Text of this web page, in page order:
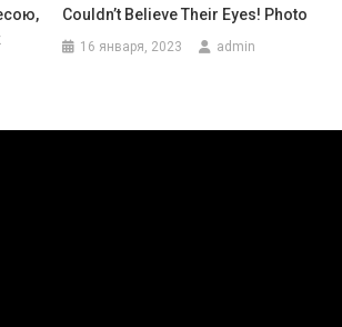
Couldn’t Believe Their Eyes! Photo
16 января, 2023 admin